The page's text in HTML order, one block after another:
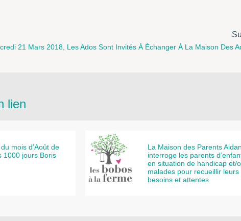
lien
mois d’Août de
1000 jours Boris
La Maison des Parents
interroge les parents
en situation de handicap et/
malades pour recueillir leurs
besoins et attentes